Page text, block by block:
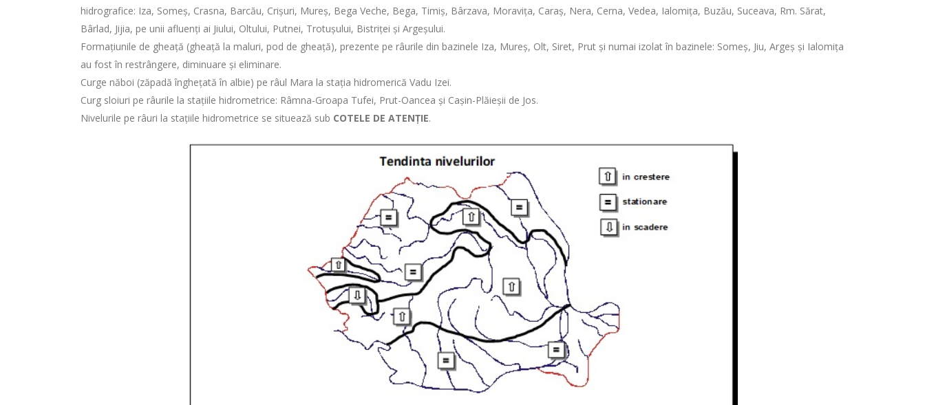
hidrografice: Iza, Someș, Crasna, Barcău, Crișuri, Mureș, Bega Veche, Bega, Timiș, Bârzava, Moravița, Caraș, Nera, Cerna, Vedea, Ialomița, Buzău, Suceava, Rm. Sărat,
Bârlad, Jijia, pe unii afluenți ai Jiului, Oltului, Putnei, Trotușului, Bistriței și Argeşului.
Formațiunile de gheață (gheață la maluri, pod de gheață), prezente pe râurile din bazinele Iza, Mureș, Olt, Siret, Prut și numai izolat în bazinele: Someș, Jiu, Argeș și Ialomița
au fost în restrângere, diminuare și eliminare.
Curge năboi (zăpadă înghețată în albie) pe râul Mara la stația hidromerică Vadu Izei.
Curg sloiuri pe râurile la stațiile hidrometrice: Râmna-Groapa Tufei, Prut-Oancea și Cașin-Plăieșii de Jos.
Nivelurile pe râuri la stațiile hidrometrice se situează sub COTELE DE ATENȚIE.